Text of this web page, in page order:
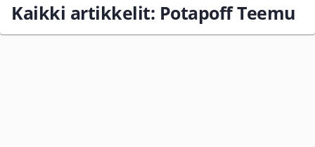
Kaikki artikkelit: Potapoff Teemu